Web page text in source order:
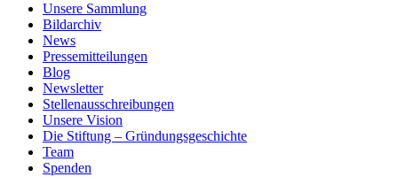
Unsere Sammlung
Bildarchiv
News
Pressemitteilungen
Blog
Newsletter
Stellenausschreibungen
Unsere Vision
Die Stiftung – Gründungsgeschichte
Team
Spenden